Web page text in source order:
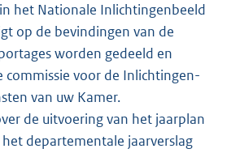
het Nationale Inlichtingenbeeld
op de bevindingen van de
worden gedeeld en
commissie voor de Inlichtingen-
van uw Kamer.
de uitvoering van het jaarplan
departementale jaarverslag